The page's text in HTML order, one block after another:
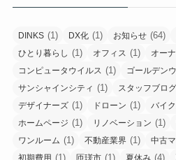
DINKS (1) DX化 (1) お知らせ (64)
ひとり暮らし (1) オフィス (1) オー
コンピュータウイルス (1) ゴールデン
サンシャインシティ (1) スタッフブログ
デザイナーズ (1) ドローン (1) バイ
ホームページ (1) リノベーション (1)
ワンルーム (1) 不動産業界 (1) 中古
初期費用 (1) 匝瑳市 (1) 夏休み (4)